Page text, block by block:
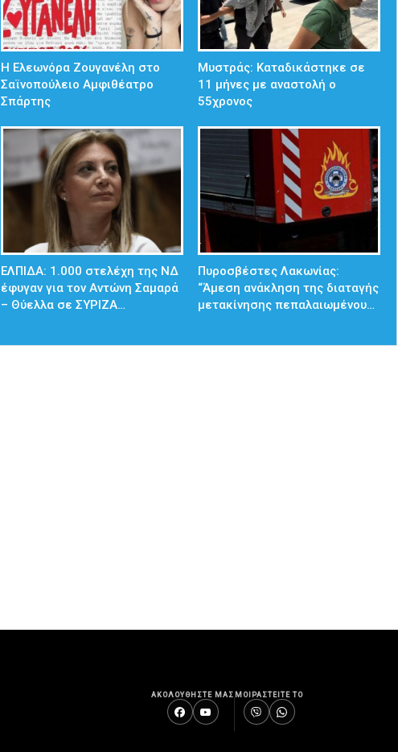
Η Ελεωνόρα Ζουγανέλη στο
Σαϊνοπούλειο Αμφιθέατρο
Σπάρτης
Μυστράς: Καταδικάστηκε σε
11 μήνες με αναστολή ο
55χρονος
ΕΛΠΙΔΑ: 1.000 στελέχη της ΝΔ
έφυγαν για τον Αντώνη Σαμαρά
– Θύελλα σε ΣΥΡΙΖΑ…
Πυροσβέστες Λακωνίας:
“Άμεση ανάκληση της διαταγής
μετακίνησης πεπαλαιωμένου…
ΑΚΟΛΟΥΘΗΣΤΕ ΜΑΣ ΜΟΙΡΑΣΤΕΙΤΕ ΤΟ